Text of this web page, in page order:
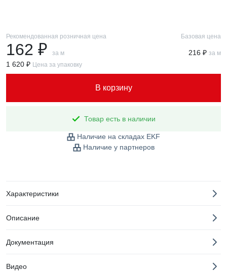
Рекомендованная розничная цена
162 ₽ за м
Базовая цена
216 ₽ за м
1 620 ₽ Цена за упаковку
В корзину
Товар есть в наличии
Наличие на складах EKF
Наличие у партнеров
Характеристики
Описание
Документация
Видео